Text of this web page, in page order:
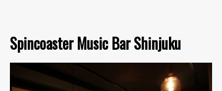
Spincoaster Music Bar Shinjuku